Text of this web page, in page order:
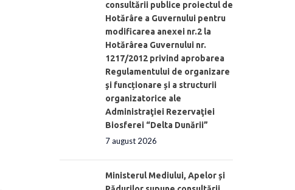
consultării publice proiectul de
Hotărâre a Guvernului pentru
modificarea anexei nr.2 la
Hotărârea Guvernului nr.
1217/2012 privind aprobarea
Regulamentului de organizare
şi funcționare și a structurii
organizatorice ale
Administraţiei Rezervaţiei
Biosferei “Delta Dunării”
7 august 2026
Ministerul Mediului, Apelor și